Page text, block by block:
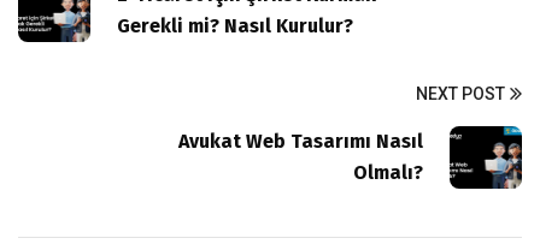
Gerekli mi? Nasıl Kurulur?
NEXT POST
Avukat Web Tasarımı Nasıl
Olmalı?